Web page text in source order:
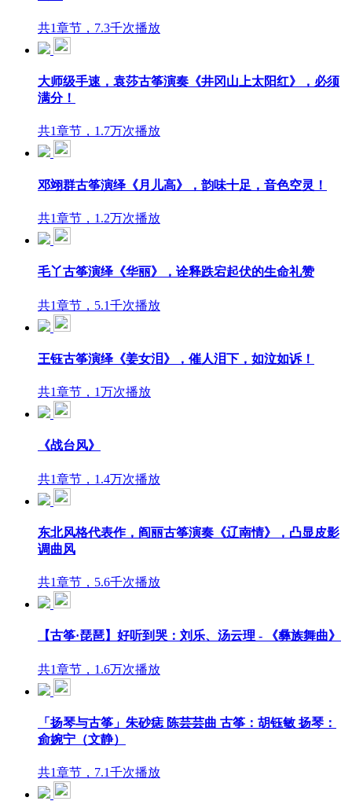
共1章节，7.3千次播放
大师级手速，袁莎古筝演奏《井冈山上太阳红》，必须
满分！
共1章节，1.7万次播放
邓翊群古筝演绎《月儿高》，韵味十足，音色空灵！
共1章节，1.2万次播放
毛丫古筝演绎《华丽》，诠释跌宕起伏的生命礼赞
共1章节，5.1千次播放
王钰古筝演绎《姜女泪》，催人泪下，如泣如诉！
共1章节，1万次播放
《战台风》
共1章节，1.4万次播放
东北风格代表作，阎丽古筝演奏《辽南情》，凸显皮影
调曲风
共1章节，5.6千次播放
【古筝·琵琶】好听到哭：刘乐、汤云理 - 《彝族舞曲》
共1章节，1.6万次播放
「扬琴与古筝」朱砂痣 陈芸芸曲 古筝：胡钰敏 扬琴：
侴婉宁（文静）
共1章节，7.1千次播放